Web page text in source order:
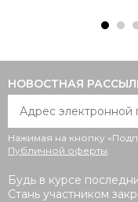
НОВОСТНАЯ
Нажимая на кнопку
Публичной оферты.
Будь в курсе
Стань участником